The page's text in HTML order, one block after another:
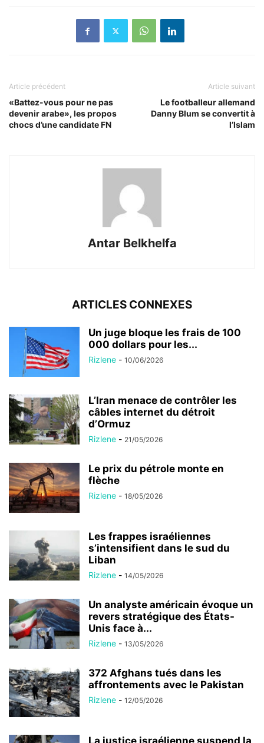
Article précédent
«Battez-vous pour ne pas
devenir arabe», les propos
chocs d’une candidate FN
Article suivant
Le footballeur allemand
Danny Blum se convertit à
l’Islam
Antar Belkhelfa
ARTICLES CONNEXES
Un juge bloque les frais de 100
000 dollars pour les...
Rizlene - 10/06/2026
L’Iran menace de contrôler les
câbles internet du détroit
d’Ormuz
Rizlene - 21/05/2026
Le prix du pétrole monte en
flèche
Rizlene - 18/05/2026
Les frappes israéliennes
s’intensifient dans le sud du
Liban
Rizlene - 14/05/2026
Un analyste américain évoque un
revers stratégique des États-
Unis face à...
Rizlene - 13/05/2026
372 Afghans tués dans les
affrontements avec le Pakistan
Rizlene - 12/05/2026